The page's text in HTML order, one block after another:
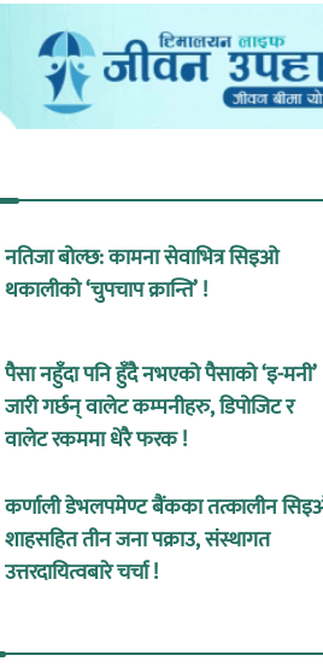
नतिजा बोल्छ: कामना सेवाभित्र सिइओ
थकालीको ‘चुपचाप क्रान्ति’ !
पैसा नहुँदा पनि हुँदै नभएको पैसाको ‘इ-मनी’
जारी गर्छन् वालेट कम्पनीहरु, डिपोजिट र
वालेट रकममा धेरै फरक !
कर्णाली डेभलपमेण्ट बैंकका तत्कालीन
शाहसहित तीन जना पक्राउ, संस्थागत
उत्तरदायित्वबारे चर्चा !